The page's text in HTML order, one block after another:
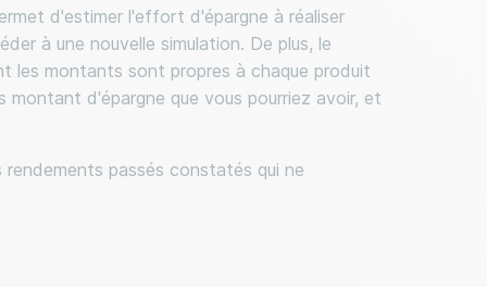
d'estimer l'effort d'épargne à réaliser
à une nouvelle simulation. De plus, le
les montants sont propres à chaque produit
montant d'épargne que vous pourriez avoir, et
passés constatés qui ne